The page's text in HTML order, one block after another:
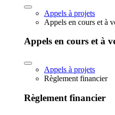
Appels à projets
Appels en cours et à
Appels en cours et à
Appels à projets
Règlement financier
Règlement financier